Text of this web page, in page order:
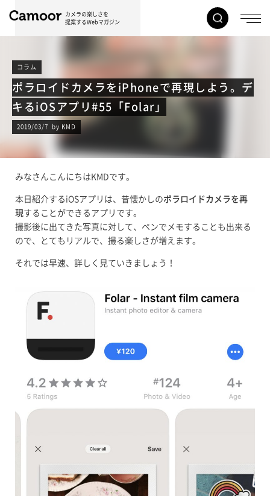
カメラの楽しさを
提案するWebマガジン
コラム
ポラロイドカメラをiPhoneで再現しよう。デ
キるiOSアプリ#55「Folar」
2019/03/7 by KMD
みなさんこんにちはKMDです。
本日紹介するiOSアプリは、昔懐かしのポラロイドカメラを再
現することができるアプリです。
撮影後に出てきた写真に対して、ペンでメモすることも出来る
ので、とてもリアルで、撮る楽しさが増えます。
それでは早速、詳しく見ていきましょう！